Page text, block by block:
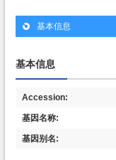
基本信息
基本信息
Accession:
基因名称:
基因别名: